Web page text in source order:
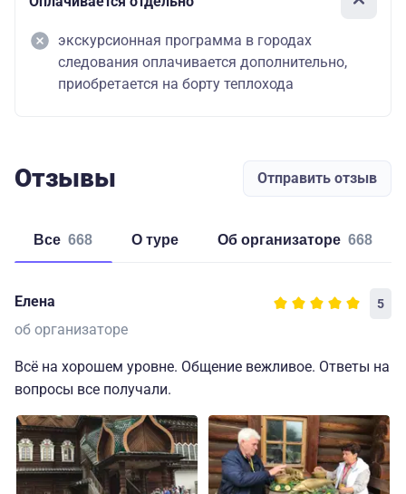
экскурсионная программа в городах
следования оплачивается дополнительно,
приобретается на борту теплохода
Отзывы Отправить отзыв
Все 668 о туре об организаторе 668
Елена 5
об организаторе
Всё на хорошем уровне. Общение вежливое. Ответы на
вопросы все получали.